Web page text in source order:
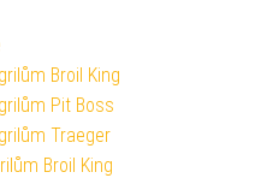
Broil King
Pit Boss
Traeger
Broil King